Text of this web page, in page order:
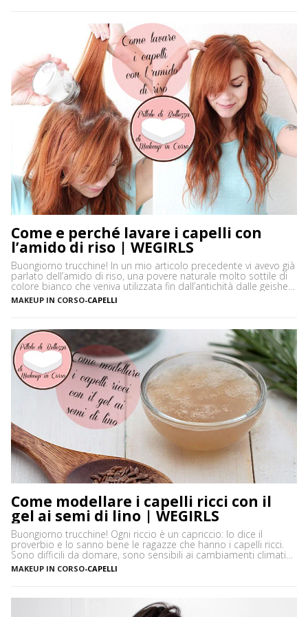
Come e perché lavare i capelli con
l’amido di riso | WEGIRLS
Buongiorno trucchine! In un mio articolo precedente vi avevo già
parlato dell’amido di riso, una povere naturale molto sottile di
colore bianco che veniva utilizzata fin dall’antichità dalle geishe,
in Giappone, per la cura e la bellezza non solo della pelle ma
anche dei capelli. Vi avevo spiegato come realizzare una cipria
MAKEUP IN CORSO-CAPELLI
Come modellare i capelli ricci con il
gel ai semi di lino | WEGIRLS
Buongiorno trucchine! Ogni riccio è un capriccio: lo dice il
proverbio e lo sanno bene le ragazze che hanno i capelli ricci.
Sono difficili da domare, sono sensibili ai cambiamenti climatici,
soprattutto all’umidità, che li rende crespi e poco attraenti, e
spesso è difficile trovare i prodotti giusti adatti alla loro cura e
MAKEUP IN CORSO-CAPELLI